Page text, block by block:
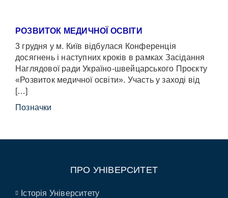
РОЗВИТОК МЕДИЧНОЇ ОСВІТИ
3 грудня у м. Київ відбулася Конференція
досягнень і наступних кроків в рамках Засідання
Наглядової ради Україно-швейцарського Проєкту
«Розвиток медичної освіти». Участь у заході від
[…]
Позначки
ПРО УНІВЕРСИТЕТ
Історія Університету